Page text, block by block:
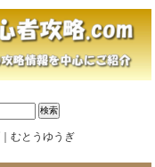
むとうゆうぎ